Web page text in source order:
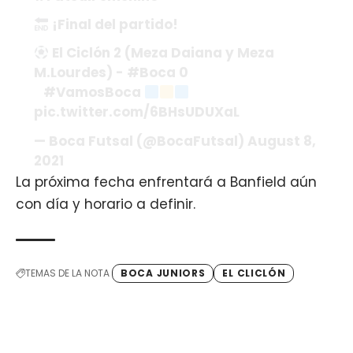
La próxima fecha enfrentará a Banfield aún
con día y horario a definir.
TEMAS DE LA NOTA BOCA JUNIORS EL CLICLÓN